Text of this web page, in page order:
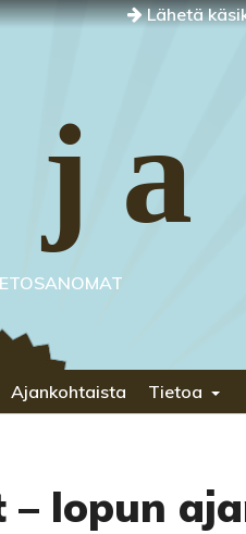
Lähetä
Ajankohtaista Tietoa
lopun